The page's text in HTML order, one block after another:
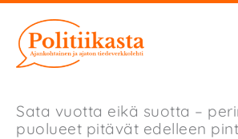
sisältöön
Sata vuotta eikä suotta –
puolueet pitävät edelleen